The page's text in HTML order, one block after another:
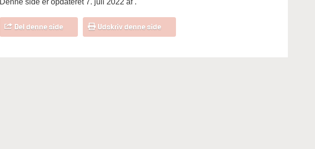
Del denne side Udskriv denne side